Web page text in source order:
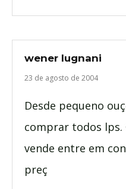
wener lugnani
23 de agosto de 2004
Desde pequeno
comprar todos
vende entre em
preç